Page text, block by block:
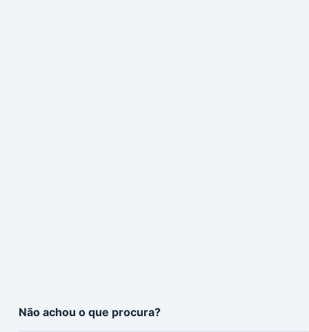
Não achou o que procura?